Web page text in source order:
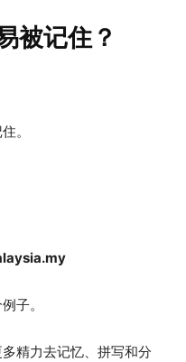
被记住？
。
子。
精力去记忆、拼写和分